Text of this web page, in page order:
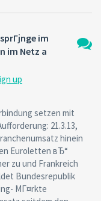
im
im Netz a
up
setzen mit
21.3.13,
hinein
Euroletten вЂ“
zu und Frankreich
Bundesrepublik
MГ¤rkte